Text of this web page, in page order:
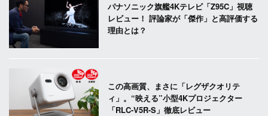
パナソニック旗艦4Kテレビ「Z95C」視聴
レビュー！ 評論家が「傑作」と高評価する
理由とは？
この高画質、まさに「レグザクオリテ
ィ」。“映える”小型4Kプロジェクター
「RLC-V5R-S」徹底レビュー